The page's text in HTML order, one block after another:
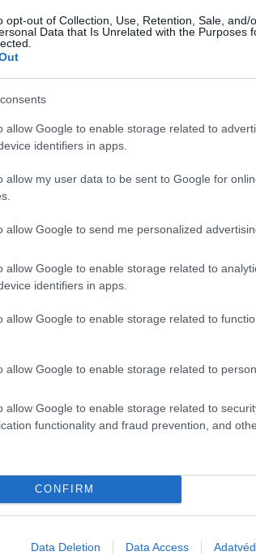
opt-out of Collection, Use, Retention, Sale, and/
Data that Is Unrelated with the Purposes
allow Google to enable storage related to
identifiers in apps.
allow my user data to be sent to Google for
allow Google to send me personalized
allow Google to enable storage related to
identifiers in apps.
allow Google to enable storage related to
allow Google to enable storage related to
allow Google to enable storage related to
functionality and fraud prevention, and
CONFIRM
Data Deletion Data Access
Gál Zsombor és Nemcsik Mátyás
–, amely cégek vagy
a
és versenynaptárt
997 ezer, Jánosi: 598 ezer
2022 óta áll fenn a céggel.
egyebek mellett azt is
cégek
tapasztalat és végzettség
médiatudomány MA diplomát,
István pedig az egykori
emellett vezetői
három fideszes képviselőt a
és személyes meghallgatást
HIRDETÉS